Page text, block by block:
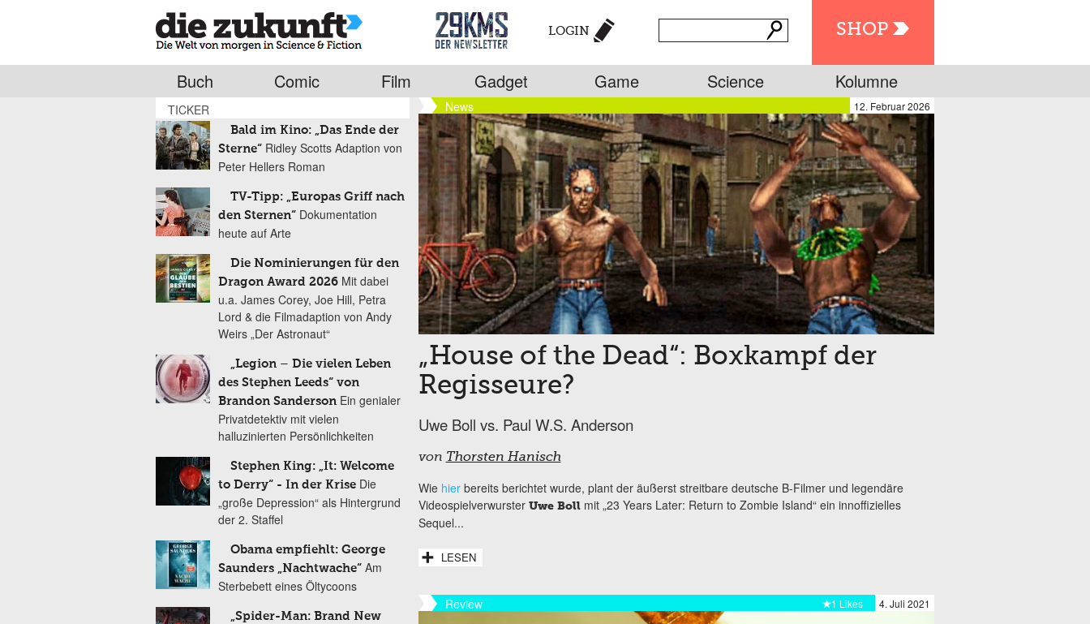
SHOP
LOGIN
Buch Comic Film Gadget Game Science Kolumne
News 12. Februar 2026
„House of the Dead“: Boxkampf der
Regisseure?
Uwe Boll vs. Paul W.S. Anderson
von Thorsten Hanisch
Wie hierbereits berichtet wurde, plant der äußerst streitbare deutsche B-Filmer und legendäre
Videospielverwurster Uwe Bollmit „23 Years Later: Return to Zombie Island“ ein innoffizielles
Sequel...
LESEN
Review 4. Juli 2021
1 Likes
TICKER
Bald im Kino: „Das Ende der
Sterne“ Ridley Scotts Adaption von
Peter Hellers Roman
TV-Tipp: „Europas Griff nach
den Sternen“ Dokumentation
heute auf Arte
Die Nominierungen für den
Dragon Award 2026 Mit dabei
u.a. James Corey, Joe Hill, Petra
Lord & die Filmadaption von Andy
Weirs „Der Astronaut“
„Legion – Die vielen Leben
des Stephen Leeds“ von
Brandon Sanderson Ein genialer
Privatdetektiv mit vielen
halluzinierten Persönlichkeiten
Stephen King: „It: Welcome
to Derry“ - In der Krise Die
„große Depression“ als Hintergrund
der 2. Staffel
Obama empfiehlt: George
Saunders „Nachtwache“ Am
Sterbebett eines Öltycoons
„Spider-Man: Brand New